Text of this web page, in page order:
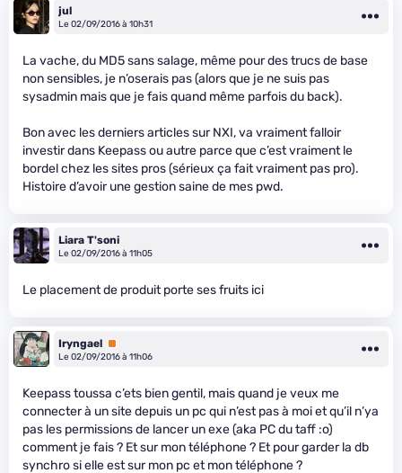
jul
Le 02/09/2016 à 10h31
La vache, du MD5 sans salage, même pour des trucs de base
non sensibles, je n’oserais pas (alors que je ne suis pas
sysadmin mais que je fais quand même parfois du back).
Bon avec les derniers articles sur NXI, va vraiment falloir
investir dans Keepass ou autre parce que c’est vraiment le
bordel chez les sites pros (sérieux ça fait vraiment pas pro).
Histoire d’avoir une gestion saine de mes pwd.
Liara T'soni
Le 02/09/2016 à 11h05
Le placement de produit porte ses fruits ici
Iryngael Premium
Le 02/09/2016 à 11h06
Keepass toussa c’ets bien gentil, mais quand je veux me
connecter à un site depuis un pc qui n’est pas à moi et qu’il n’ya
pas les permissions de lancer un exe (aka PC du taff :o)
comment je fais ? Et sur mon téléphone ? Et pour garder la db
synchro si elle est sur mon pc et mon téléphone ?